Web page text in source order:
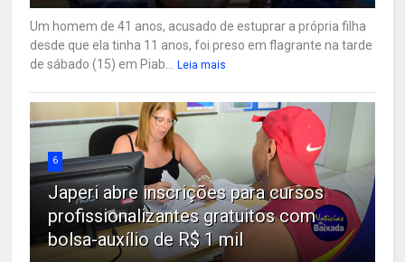
Um homem de 41 anos, acusado de estuprar a própria filha
desde que ela tinha 11 anos, foi preso em flagrante na tarde
de sábado (15) em Piab...
Leia mais
6
Japeri abre inscrições para cursos
profissionalizantes gratuitos com
bolsa-auxílio de R$ 1 mil